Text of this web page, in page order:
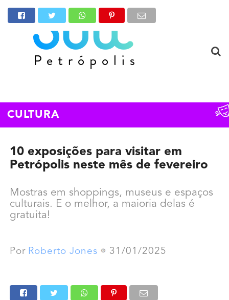
CULTURA
10 exposições para visitar em
Petrópolis neste mês de fevereiro
Mostras em shoppings, museus e espaços
culturais. E o melhor, a maioria delas é
gratuita!
Por Roberto Jones 31/01/2025